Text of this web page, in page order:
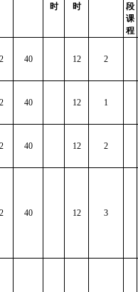
时
时
段
课
程
40 12 2
40 12 1
40 12 2
40 12 3